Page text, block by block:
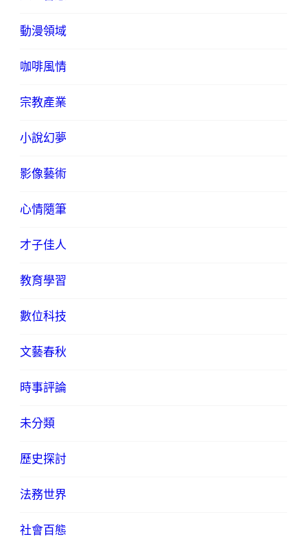
動漫領域
咖啡風情
宗教產業
小說幻夢
影像藝術
心情隨筆
才子佳人
教育學習
數位科技
文藝春秋
時事評論
未分類
歷史探討
法務世界
社會百態